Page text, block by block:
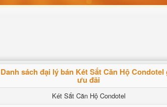
Danh sách đại lý bán Két Sắt Căn Hộ Condotel
ưu đãi
Két Sắt Căn Hộ Condotel